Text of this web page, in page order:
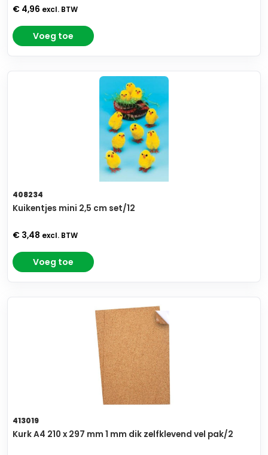
€ 4,96 excl. BTW
Voeg toe
408234
Kuikentjes mini 2,5 cm set/12
€ 3,48 excl. BTW
Voeg toe
413019
Kurk A4 210 x 297 mm 1 mm dik zelfklevend vel pak/2